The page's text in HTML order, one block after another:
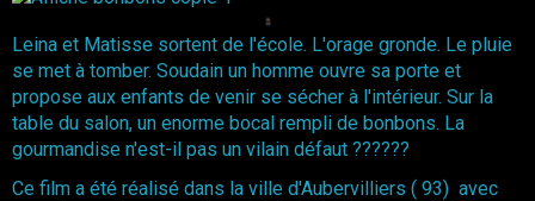
Leina et Matisse sortent de l'école. L'orage gronde. Le pluie
se met à tomber. Soudain un homme ouvre sa porte et
propose aux enfants de venir se sécher à l'intérieur. Sur la
table du salon, un enorme bocal rempli de bonbons. La
gourmandise n'est-il pas un vilain défaut ??????
Ce film a été réalisé dans la ville d'Aubervilliers ( 93) avec